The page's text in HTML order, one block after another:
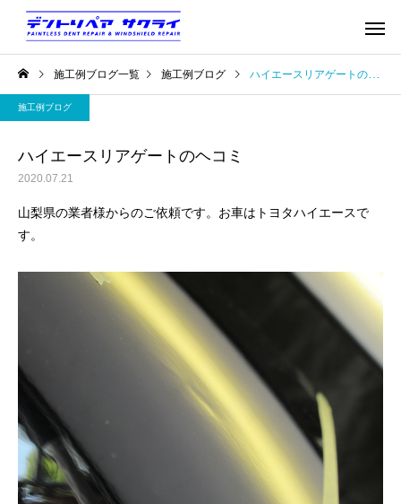
施工例ブログ一覧 施工例ブログ ハイエースリアゲートのヘコミ
施工例ブログ
ハイエースリアゲートのヘコミ
2020.07.21
山梨県の業者様からのご依頼です。お車はトヨタハイエースで
す。